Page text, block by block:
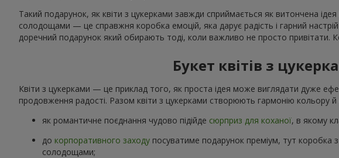
Такий подарунок, як квіти з цукерками завжди сприймається як витончена
солодощами — це справжня коробка емоцій, яка дарує радість і гарний
доречний подарунок який обирають тоді, коли важливо не просто привітати.
Букет квітів з
Квіти з цукерками — це приклад того, як проста ідея може виглядати дуже
продовження радості. Разом квіти з цукерками створюють гармонію кольору
як романтичне поєднання чудово підійде сюрприз для коханої, в якому
до корпоративного заходу посуватиме подарунок преміум, тут
солодощами;